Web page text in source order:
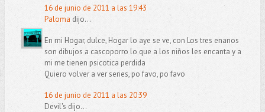
16 de junio de 2011 a las 19:43
Paloma dijo...
En mi Hogar, dulce, Hogar lo aye se ve, con Los tres enanos
son dibujos a cascoporro lo que a los niños les encanta y a
mi me tienen psicotica perdida
Quiero volver a ver series, po favo, po favo
16 de junio de 2011 a las 20:39
Devil's dijo...